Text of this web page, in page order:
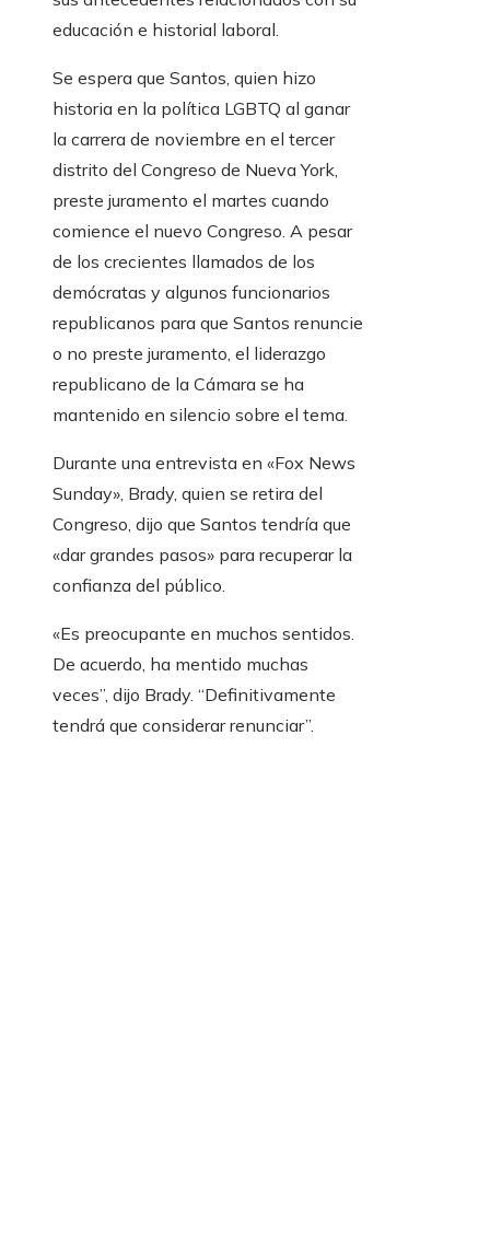
educación e historial laboral.
Se espera que Santos, quien hizo
historia en la política LGBTQ al ganar
la carrera de noviembre en el tercer
distrito del Congreso de Nueva York,
preste juramento el martes cuando
comience el nuevo Congreso. A pesar
de los crecientes llamados de los
demócratas y algunos funcionarios
republicanos para que Santos renuncie
o no preste juramento, el liderazgo
republicano de la Cámara se ha
mantenido en silencio sobre el tema.
Durante una entrevista en «Fox News
Sunday», Brady, quien se retira del
Congreso, dijo que Santos tendría que
«dar grandes pasos» para recuperar la
confianza del público.
«Es preocupante en muchos sentidos.
De acuerdo, ha mentido muchas
veces”, dijo Brady. “Definitivamente
tendrá que considerar renunciar”.